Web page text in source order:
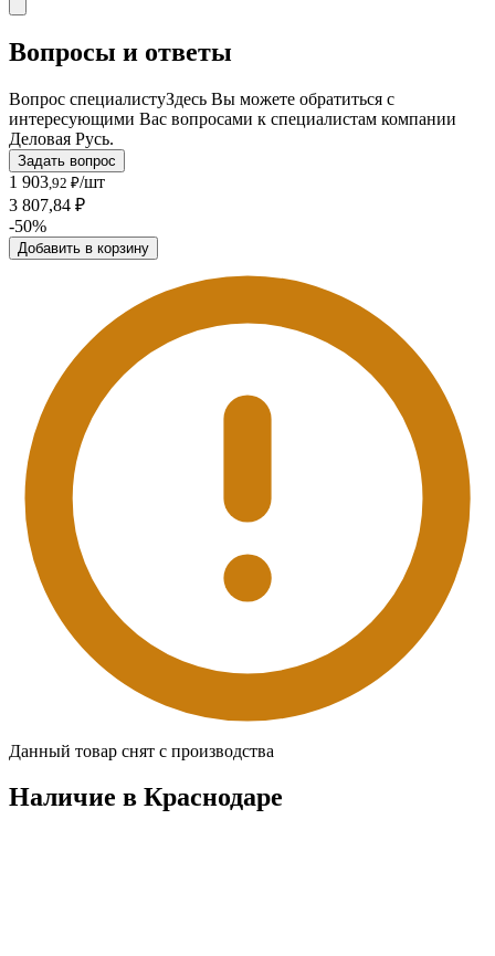
Вопросы и ответы
Вопрос специалистуЗдесь Вы можете обратиться с
интересующими Вас вопросами к специалистам компании
Деловая Русь.
Задать вопрос
1 903 ,92 ₽/шт
3 807,84 ₽
-50%
Добавить в корзину
Данный товар снят с производства
Наличие в Краснодарe